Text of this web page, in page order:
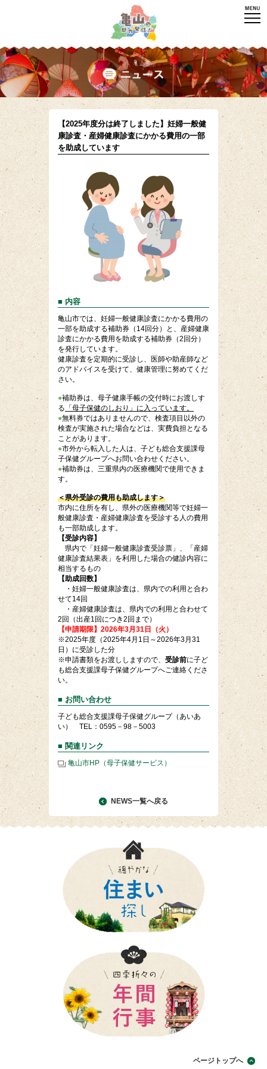
【2025年度分は終了しました】妊婦一般健
康診査・産婦健康診査にかかる費用の一部
を助成しています
■ 内容
亀山市では、妊婦一般健康診査にかかる費用の
一部を助成する補助券（14回分）と、産婦健康
診査にかかる費用を助成する補助券（2回分）
を発行しています。
健康診査を定期的に受診し、医師や助産師など
のアドバイスを受けて、健康管理に努めてくだ
さい。
●補助券は、母子健康手帳の交付時にお渡しす
る 「母子保健のしおり」に入っています。
●無料券ではありませんので、検査項目以外の
検査が実施された場合などは、実費負担となる
ことがあります。
●市外から転入した人は、子ども総合支援課母
子保健グループへお問い合わせください。
●補助券は、三重県内の医療機関で使用できま
す。
＜県外受診の費用も助成します＞
市内に住所を有し、県外の医療機関等で妊婦一
般健康診査・産婦健康診査を受診する人の費用
も一部助成します。
【受診内容】
県内で「妊婦一般健康診査受診票」、「産婦
健康診査結果表」を利用した場合の健診内容に
相当するもの
【助成回数】
・妊婦一般健康診査は、県内での利用と合わ
せて14回
・産婦健康診査は、県内での利用と合わせて
2回（出産1回につき2回まで）
【申請期限】2026年3月31日（火）
※2025年度（2025年4月1日～2026年3月31
日）に受診した分
※申請書類をお渡ししますので、 受診前に子ど
も総合支援課母子保健グループへご連絡くださ
い。
■ お問い合わせ
子ども総合支援課母子保健グループ（あいあ
い） TEL：0595－98－5003
■ 関連リンク
亀山市HP（母子保健サービス）
NEWS一覧へ戻る
ページトップへ